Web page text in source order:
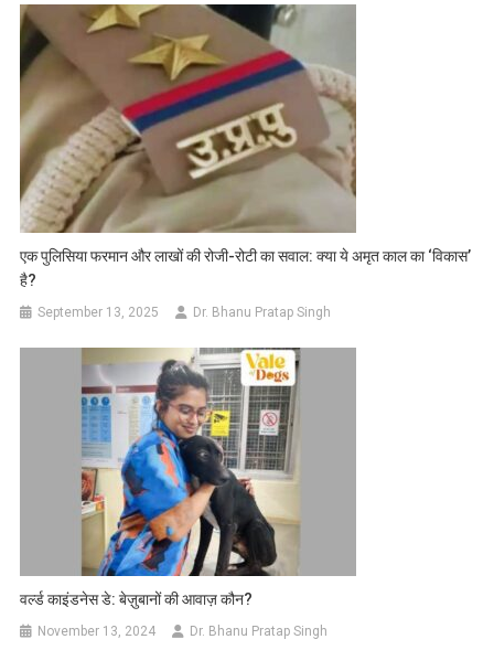
एक पुलिसिया फरमान और लाखों की रोजी-रोटी का सवाल: क्या ये अमृत काल का ‘विकास’
है?
September 13, 2025 Dr. Bhanu Pratap Singh
वर्ल्ड काइंडनेस डे: बेज़ुबानों की आवाज़ कौन?
November 13, 2024 Dr. Bhanu Pratap Singh